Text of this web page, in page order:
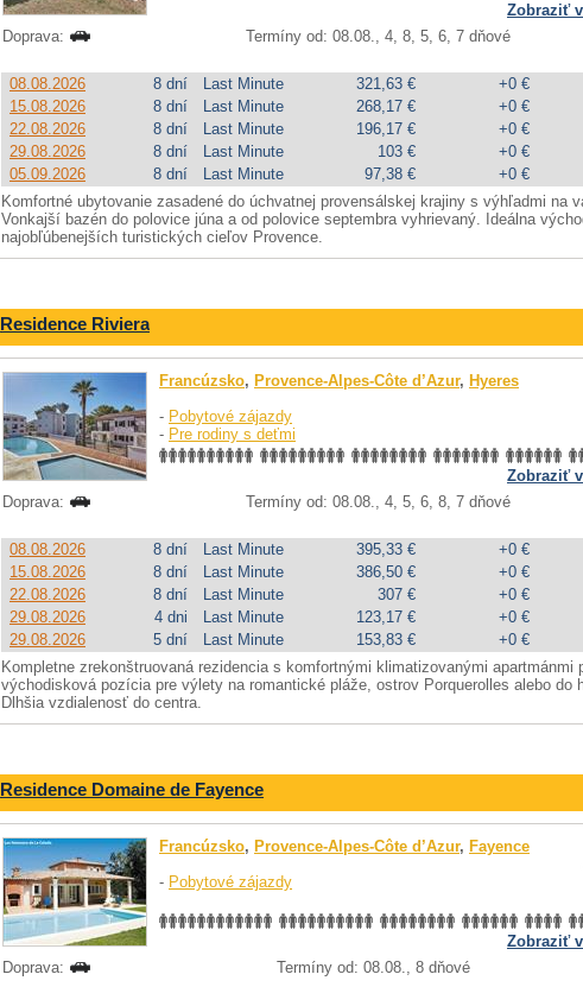
Zobraziť
Doprava:
Termíny od: 08.08., 4, 8, 5, 6, 7 dňové
08.08.2026 8 dní Last Minute 321,63 €
+0 €
15.08.2026
8 dní Last Minute 268,17 €
+0 €
22.08.2026
8 dní Last Minute 196,17 €
+0 €
29.08.2026
8 dní Last Minute 103 €
+0 €
05.09.2026
8 dní Last Minute 97,38 €
+0 €
Komfortné ubytovanie zasadené do úchvatnej provensálskej krajiny s výhľadmi na
Vonkajší bazén do polovice júna a od polovice septembra vyhrievaný. Ideálna
najobľúbenejších turistických cieľov Provence.
Residence Riviera
Francúzsko, Provence-Alpes-Côte d’Azur, Hyeres
- Pobytové zájazdy
- Pre rodiny s deťmi
Zobraziť
Doprava:
Termíny od: 08.08., 4, 5, 6, 8, 7 dňové
08.08.2026 8 dní Last Minute 395,33 €
+0 €
15.08.2026
8 dní Last Minute 386,50 €
+0 €
22.08.2026
8 dní Last Minute 307 €
+0 €
29.08.2026
4 dni Last Minute 123,17 €
+0 €
29.08.2026
5 dní Last Minute 153,83 €
+0 €
Kompletne zrekonštruovaná rezidencia s komfortnými klimatizovanými apartmánmi
východisková pozícia pre výlety na romantické pláže, ostrov Porquerolles alebo do
Dlhšia vzdialenosť do centra.
Residence Domaine de Fayence
Francúzsko, Provence-Alpes-Côte d’Azur, Fayence
- Pobytové zájazdy
Zobraziť
Doprava:
Termíny od: 08.08., 8 dňové